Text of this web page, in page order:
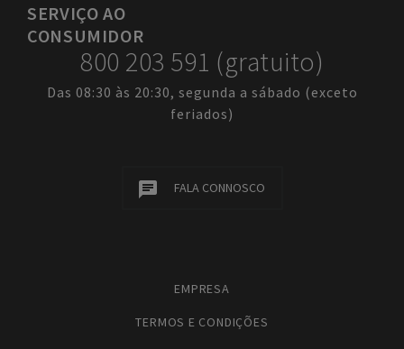
SERVIÇOAO
CONSUMIDOR
800 203 591 (gratuito)
Das 08:30 às 20:30, segunda a sábado (exceto
feriados)
FALA CONNOSCO
EMPRESA
TERMOS E CONDIÇÕES